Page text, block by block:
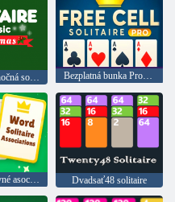
Klasická vianočná solitér Bezplatná bunka Profesionálny solitaire
Solitérne slovné asociácie Dvadsať48 solitaire